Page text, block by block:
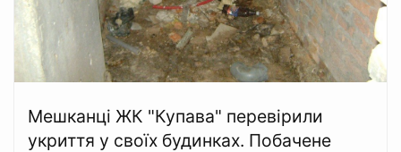
Мешканці ЖК "Купава" перевірили
укриття у своїх будинках. Побачене